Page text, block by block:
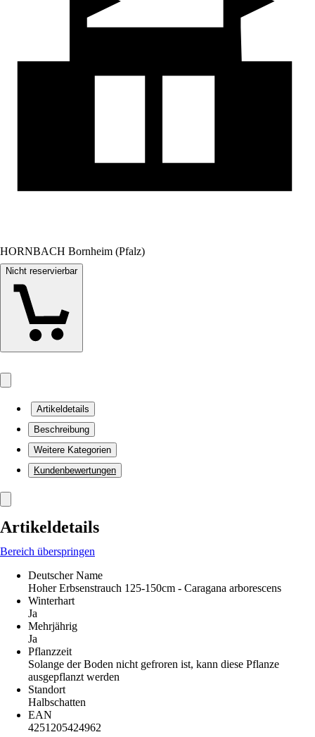
HORNBACH Bornheim (Pfalz)
Nicht reservierbar
Artikeldetails
Beschreibung
Weitere Kategorien
Kundenbewertungen
Artikeldetails
Bereich überspringen
Deutscher Name
Hoher Erbsenstrauch 125-150cm - Caragana arborescens
Winterhart
Ja
Mehrjährig
Ja
Pflanzzeit
Solange der Boden nicht gefroren ist, kann diese Pflanze
ausgepflanzt werden
Standort
Halbschatten
EAN
4251205424962